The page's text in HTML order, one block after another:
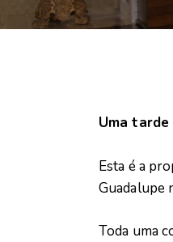
Uma
Esta é a
Guadalupe
Toda uma